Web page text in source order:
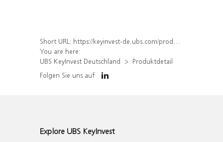
Short URL: https://keyinvest-de.ubs.com/produkt/detail/index/isin/DE000WA8H0Q9
You are here:
UBS KeyInvest Deutschland
Produktdetail
Folgen Sie uns auf
Explore UBS KeyInvest